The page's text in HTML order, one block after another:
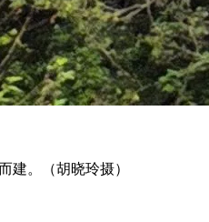
建。（胡晓玲摄）